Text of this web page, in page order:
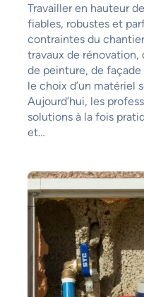
Travailler en hauteur
fiables, robustes et
contraintes du
travaux de
de peinture, de
le choix d’un matériel
Aujourd’hui, les
solutions à la fois
et…